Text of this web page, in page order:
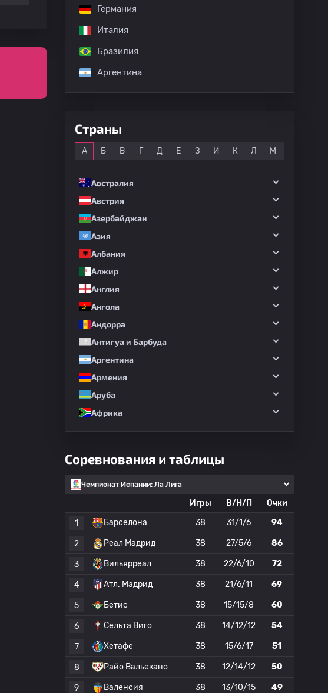
Германия
Италия
Бразилия
Аргентина
Страны
А Б В Г Д Е З И К Л М
Австралия
Австрия
Азербайджан
Азия
Албания
Алжир
Англия
Ангола
Андорра
Антигуа и Барбуда
Аргентина
Армения
Аруба
Африка
Соревнования и таблицы
Чемпионат Испании: Ла Лига
Игры В/Н/П
Очки
1
Барселона 38 31/1/6 94
2 Реал Мадрид 38 27/5/6 86
3 Вильярреал 38 22/6/10 72
4 Атл. Мадрид 38 21/6/11 69
5 Бетис 38 15/15/8 60
6 Сельта Виго 38 14/12/12 54
7 Хетафе 38 15/6/17 51
8 Райо Вальекано 38 12/14/12 50
9 Валенсия 38 13/10/15 49